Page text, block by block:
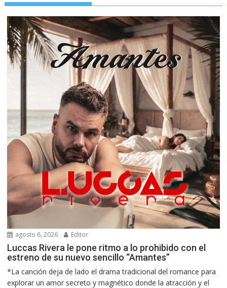
agosto 6, 2026 Editor
Luccas Rivera le pone ritmo a lo prohibido con el
estreno de su nuevo sencillo “Amantes”
*La canción deja de lado el drama tradicional del romance para
explorar un amor secreto y magnético donde la atracción y el